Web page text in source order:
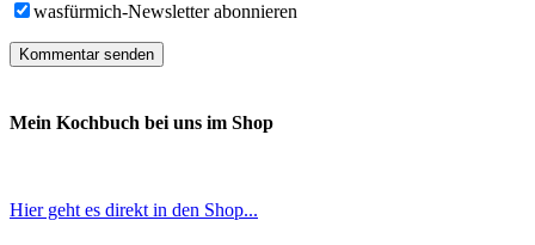
wasfürmich-Newsletter abonnieren
Mein Kochbuch bei uns im Shop
Hier geht es direkt in den Shop...